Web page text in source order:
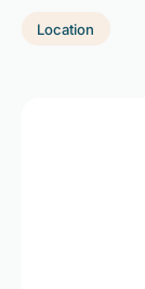
Location